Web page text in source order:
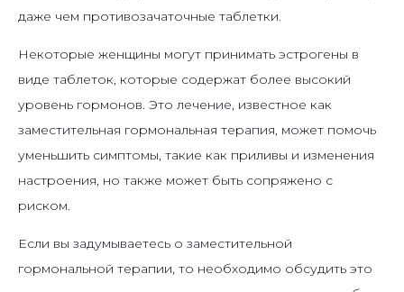
даже чем противозачаточные таблетки.
Некоторые женщины могут принимать эстрогены в
виде таблеток, которые содержат более высокий
уровень гормонов. Это лечение, известное как
заместительная гормональная терапия, может помочь
уменьшить симптомы, такие как приливы и изменения
настроения, но также может быть сопряжено с
риском.
Если вы задумываетесь о заместительной
гормональной терапии, то необходимо обсудить это